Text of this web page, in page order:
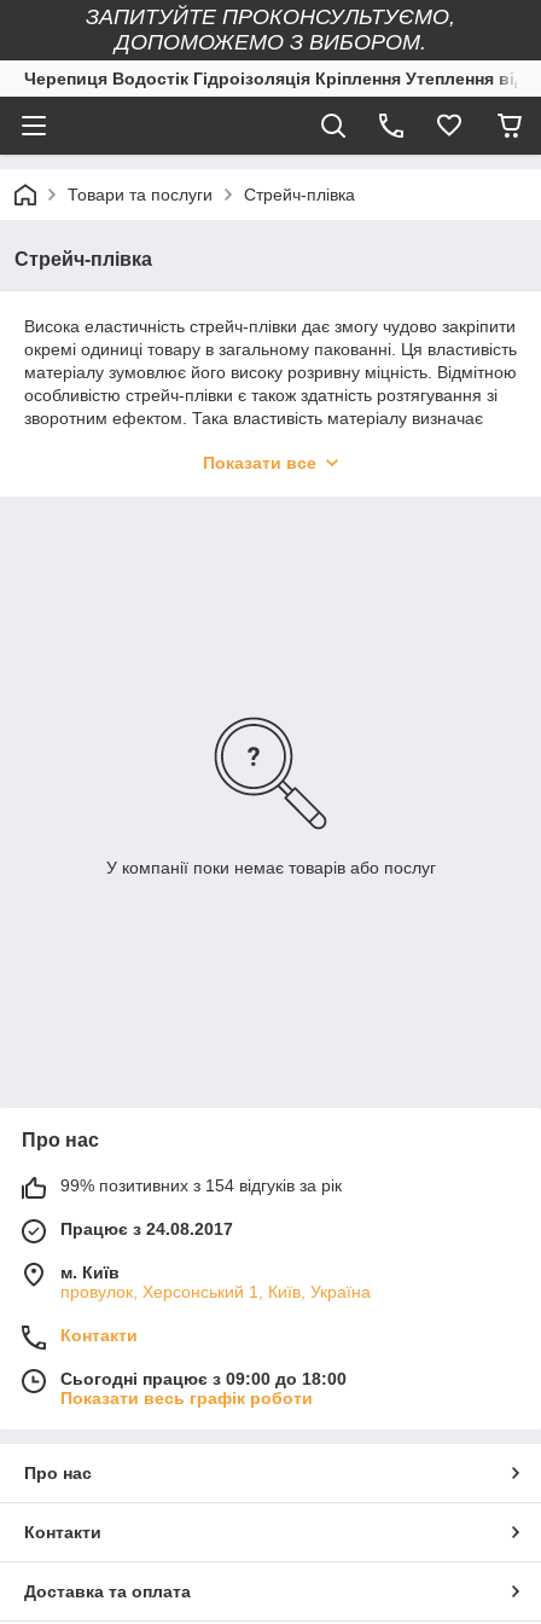
ЗАПИТУЙТЕ ПРОКОНСУЛЬТУЄМО,
ДОПОМОЖЕМО З ВИБОРОМ.
Черепиця Водостік Гідроізоляція Кріплення Утеплення
Товари та послуги Стрейч-плівка
Стрейч-плівка
Висока еластичність стрейч-плівки дає змогу чудово закріпити
окремі одиниці товару в загальному пакованні. Ця властивість
матеріалу зумовлює його високу розривну міцність. Відмітною
особливістю стрейч-плівки є також здатність розтягування зі
зворотним ефектом. Така властивість матеріалу визначає
розтягнення плівки, яке відбувається перед обвиткою того чи
Показати все
У компанії поки немає товарів або послуг
Про нас
99% позитивних з 154 відгуків за рік
Працює з 24.08.2017
м. Київ
провулок, Херсонський 1, Київ, Україна
Контакти
Сьогодні працює з 09:00 до 18:00
Показати весь графік роботи
Про нас
Контакти
Доставка та оплата